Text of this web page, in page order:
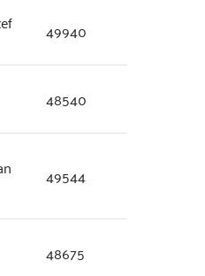
49940
48540
49544
48675